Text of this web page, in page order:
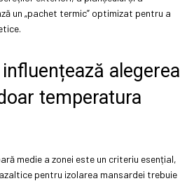
un „pachet termic” optimizat pentru a
alegerea
temperatura
medie a zonei este un criteriu esențial,
pentru izolarea mansardei trebuie